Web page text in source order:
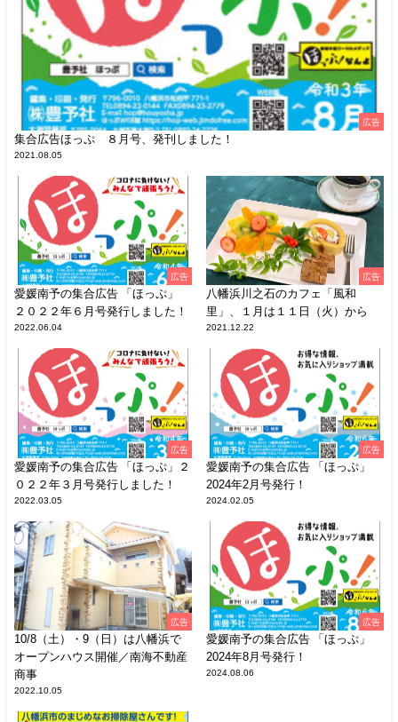
広告
集合広告ほっぷ ８月号、発刊しました！
2021.08.05
広告
愛媛南予の集合広告 「ほっぷ」
２０２２年６月号発行しました！
2022.06.04
広告
八幡浜川之石のカフェ「風和
里」、１月は１１日（火）から
2021.12.22
広告
愛媛南予の集合広告 「ほっぷ」２
０２２年３月号発行しました！
2022.03.05
広告
愛媛南予の集合広告 「ほっぷ」
2024年2月号発行！
2024.02.05
広告
10/8（土）・9（日）は八幡浜で
オープンハウス開催／南海不動産
商事
2022.10.05
広告
愛媛南予の集合広告 「ほっぷ」
2024年8月号発行！
2024.08.06